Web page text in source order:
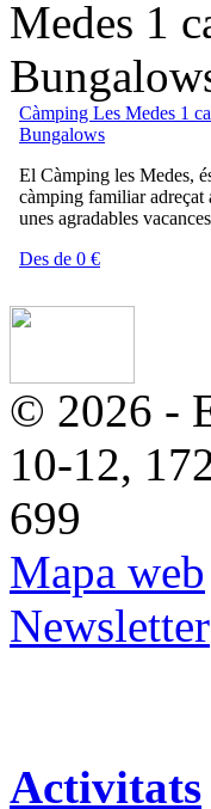
Càmping Les Medes 1
Bungalows
El Càmping les Medes,
càmping familiar adreçat
unes agradables
Des de 0 €
© 2026 -
10-12,
699
Mapa web
Newsletter
Activitats